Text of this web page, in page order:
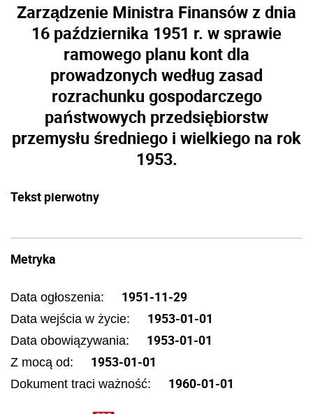
Zarządzenie Ministra Finansów z dnia
16 października 1951 r. w sprawie
ramowego planu kont dla
prowadzonych według zasad
rozrachunku gospodarczego
państwowych przedsiębiorstw
przemysłu średniego i wielkiego na rok
1953.
Tekst pierwotny
Metryka
Data ogłoszenia: 1951-11-29
Data wejścia w życie: 1953-01-01
Data obowiązywania: 1953-01-01
Z mocą od: 1953-01-01
Dokument traci ważność: 1960-01-01